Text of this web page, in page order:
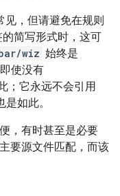
见，但请避免在规则
简写形式时，这可
wiz 始终是
使没有
；它永远不会引用
是如此。
，有时甚至是必要
要源文件匹配，而该